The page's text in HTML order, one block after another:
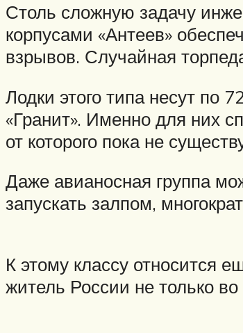
Столь сложную задачу
корпусами «Антеев»
взрывов. Случайная
Лодки этого типа несут по
«Гранит». Именно для них
от которого пока не
Даже авианосная группа
запускать залпом,
К этому классу относится
житель России не только